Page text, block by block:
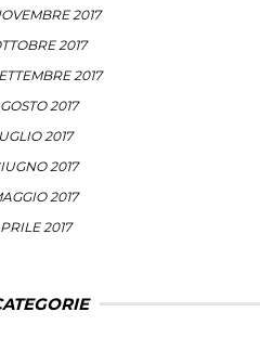
2017
2017
2017
2017
2017
2017
2017
2017